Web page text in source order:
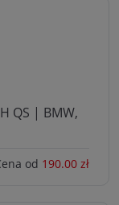
QS | BMW,
od 190.00 zł